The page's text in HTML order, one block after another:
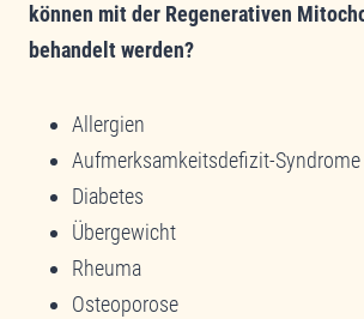
können mit der Regenerativen
behandelt werden?
Allergien
Aufmerksamkeitsdefizit-Syndrome
Diabetes
Übergewicht
Rheuma
Osteoporose